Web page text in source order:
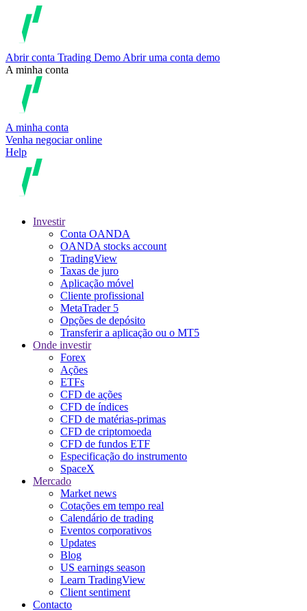
Abrir conta Trading Demo Abrir uma conta demo
A minha conta
A minha conta
Venha negociar online
Help
Investir
Conta OANDA
OANDA stocks account
TradingView
Taxas de juro
Aplicação móvel
Cliente profissional
MetaTrader 5
Opções de depósito
Transferir a aplicação ou o MT5
Onde investir
Forex
Ações
ETFs
CFD de ações
CFD de índices
CFD de matérias-primas
CFD de criptomoeda
CFD de fundos ETF
Especificação do instrumento
SpaceX
Mercado
Market news
Cotações em tempo real
Calendário de trading
Eventos corporativos
Updates
Blog
US earnings season
Learn TradingView
Client sentiment
Contacto